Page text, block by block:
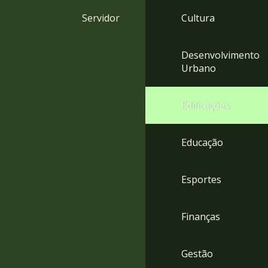
Servidor Cultura
Desenvolvimento
Urbano
Edificações
Educação
Esportes
Finanças
Gestão